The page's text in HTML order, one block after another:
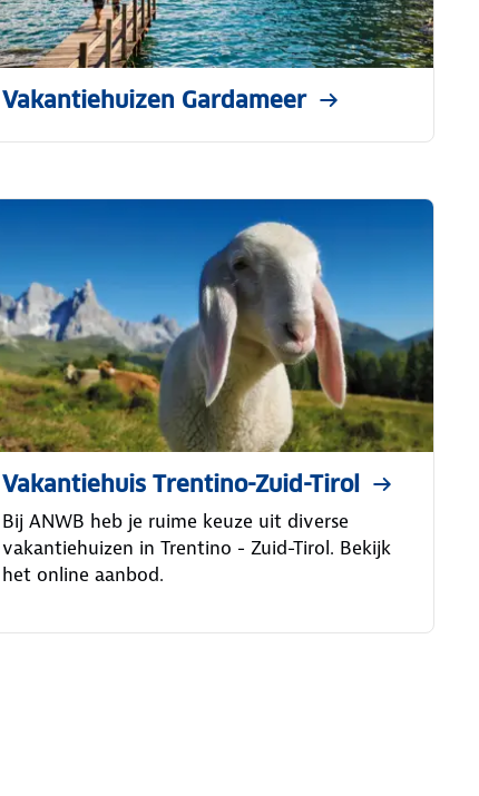
Vakantiehuizen Gardameer
Vakantiehuis Trentino-Zuid-Tirol
Bij ANWB heb je ruime keuze uit diverse
vakantiehuizen in Trentino - Zuid-Tirol. Bekijk
het online aanbod.